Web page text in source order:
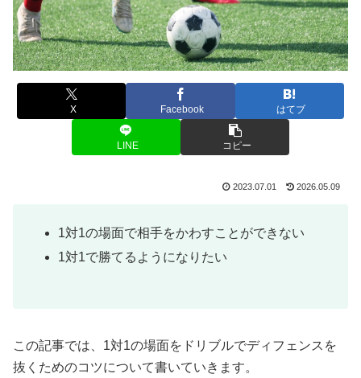
X Facebook はてブ
LINE コピー
2023.07.01 2026.05.09
1対1の場面で相手をかわすことができない
1対1で勝てるようになりたい
この記事では、1対1の場面をドリブルでディフェンスを
抜くためのコツについて書いていきます。